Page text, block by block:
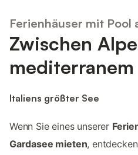
Ferienhäuser mit Pool
Zwischen
Italiens größter See
Wenn Sie eines unserer
Gardasee mieten,